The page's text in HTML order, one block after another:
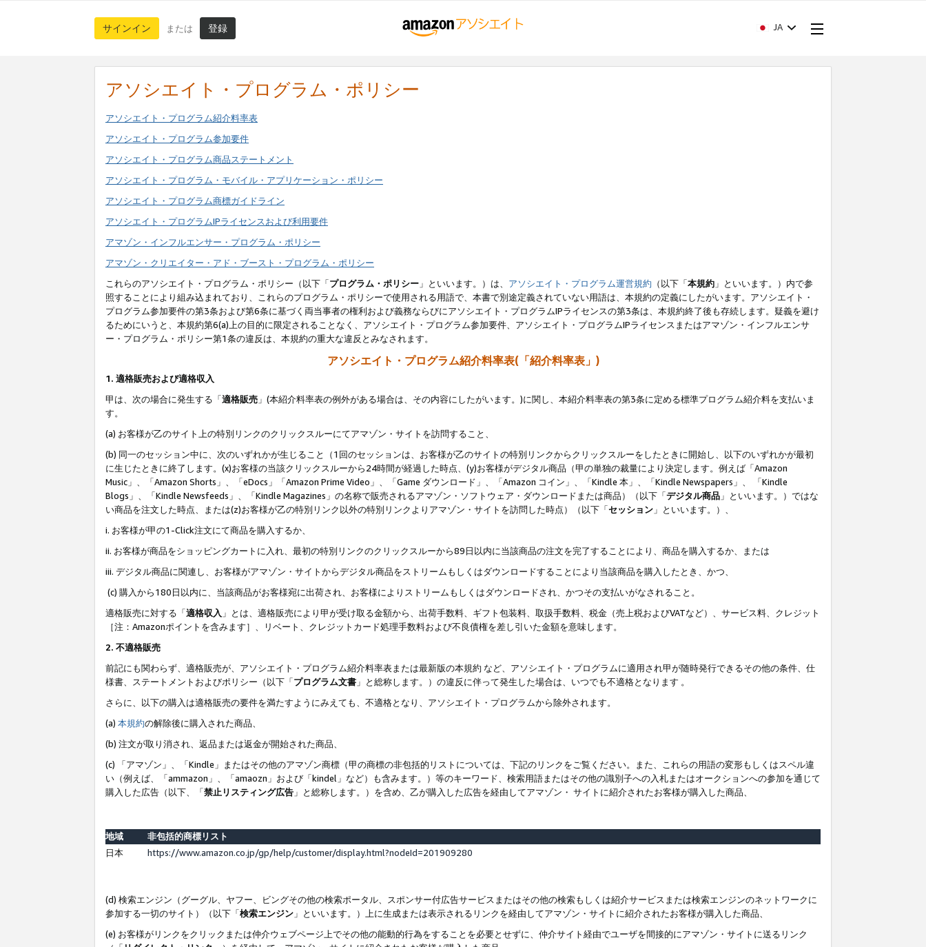
サインイン または 登録 JA
アソシエイト・プログラム・ポリシー
アソシエイト・プログラム紹介料率表
アソシエイト・プログラム参加要件
アソシエイト・プログラム商品ステートメント
アソシエイト・プログラム・モバイル・アプリケーション・ポリシー
アソシエイト・プログラム商標ガイドライン
アソシエイト・プログラムIPライセンスおよび利用要件
アマゾン・インフルエンサー・プログラム・ポリシー
アマゾン・クリエイター・アド・ブースト・プログラム・ポリシー
これらのアソシエイト・プログラム・ポリシー（以下「プログラム・ポリシー 」といいます。）は、 アソシエイト・プログラム運営規約 （以下「本規約 」といいます。）内で参
照することにより組み込まれており、これらのプログラム・ポリシーで使用される用語で、本書で別途定義されていない用語は、本規約の定義にしたがいます。アソシエイト・
プログラム参加要件の第3条および第6条に基づく両当事者の権利および義務ならびにアソシエイト・プログラムIPライセンスの第3条は、本規約終了後も存続します。疑義を避け
るためにいうと、本規約第6(a)上の目的に限定されることなく、アソシエイト・プログラム参加要件、アソシエイト・プログラムIPライセンスまたはアマゾン・インフルエンサ
ー・プログラム・ポリシー第1条の違反は、本規約の重大な違反とみなされます。
アソシエイト・プログラム紹介料率表(「紹介料率表」)
1. 適格販売および適格収入
甲は、次の場合に発生する「適格販売 」(本紹介料率表の例外がある場合は、その内容にしたがいます。)に関し、本紹介料率表の第3条に定める標準プログラム紹介料を支払いま
す。
(a) お客様が乙のサイト上の特別リンクのクリックスルーにてアマゾン・サイトを訪問すること、
(b) 同一のセッション中に、次のいずれかが生じること（1回のセッションは、お客様が乙のサイトの特別リンクからクリックスルーをしたときに開始し、以下のいずれかが最初
に生じたときに終了します。(x)お客様の当該クリックスルーから24時間が経過した時点、(y)お客様がデジタル商品（甲の単独の裁量により決定します。例えば「Amazon
Music」、「Amazon Shorts」、「eDocs」「Amazon Prime Video」、「Game ダウンロード」、「Amazon コイン」、「Kindle 本」、「Kindle Newspapers」、 「Kindle
Blogs」、「Kindle Newsfeeds」、「Kindle Magazines」の名称で販売されるアマゾン・ソフトウェア・ダウンロードまたは商品）（以下「デジタル商品 」といいます。）ではな
い商品を注文した時点、または(z)お客様が乙の特別リンク以外の特別リンクよりアマゾン・サイトを訪問した時点）（以下「セッション 」といいます。）、
i. お客様が甲の1-Click注文にて商品を購入するか、
ii. お客様が商品をショッピングカートに入れ、最初の特別リンクのクリックスルーから89日以内に当該商品の注文を完了することにより、商品を購入するか、または
iii. デジタル商品に関連し、お客様がアマゾン・サイトからデジタル商品をストリームもしくはダウンロードすることにより当該商品を購入したとき、かつ、
(c) 購入から180日以内に、当該商品がお客様宛に出荷され、お客様によりストリームもしくはダウンロードされ、かつその支払いがなされること。
適格販売に対する「適格収入 」とは、適格販売により甲が受け取る金額から、出荷手数料、ギフト包装料、取扱手数料、税金（売上税およびVATなど）、サービス料、クレジット
［注：Amazonポイントを含みます］、リベート、クレジットカード処理手数料および不良債権を差し引いた金額を意味します。
2. 不適格販売
前記にも関わらず、適格販売が、アソシエイト・プログラム紹介料率表または最新版の本規約 など、アソシエイト・プログラムに適用され甲が随時発行できるその他の条件、仕
様書、ステートメントおよびポリシー（以下「プログラム文書 」と総称します。）の違反に伴って発生した場合は、いつでも不適格となります 。
さらに、以下の購入は適格販売の要件を満たすようにみえても、不適格となり、アソシエイト・プログラムから除外されます。
(a) 本規約の解除後に購入された商品、
(b) 注文が取り消され、返品または返金が開始された商品、
(c) 「アマゾン」、「Kindle」またはその他のアマゾン商標（甲の商標の非包括的リストについては、下記のリンクをご覧ください。また、これらの用語の変形もしくはスペル違
い（例えば、「ammazon」、「amaozn」および「kindel」など）も含みます。）等のキーワード、検索用語またはその他の識別子への入札またはオークションへの参加を通じて
購入した広告（以下、「禁止リスティング広告 」と総称します。）を含め、乙が購入した広告を経由してアマゾン・ サイトに紹介されたお客様が購入した商品、
地域
非包括的商標リスト
日本
https://www.amazon.co.jp/gp/help/customer/display.html?nodeId=201909280
(d) 検索エンジン（グーグル、ヤフー、ビングその他の検索ポータル、スポンサー付広告サービスまたはその他の検索もしくは紹介サービスまたは検索エンジンのネットワークに
参加する一切のサイト）（以下「検索エンジン 」といいます。）上に生成または表示されるリンクを経由してアマゾン・サイトに紹介されたお客様が購入した商品、
(e) お客様がリンクをクリックまたは仲介ウェブページ上でその他の能動的行為をすることを必要とせずに、仲介サイト経由でユーザを間接的にアマゾン・サイトに送るリンク